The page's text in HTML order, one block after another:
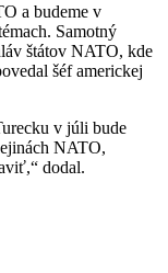
a budeme v
Samotný
štátov NATO, kde
šéf americkej
v júli bude
NATO,
dodal.